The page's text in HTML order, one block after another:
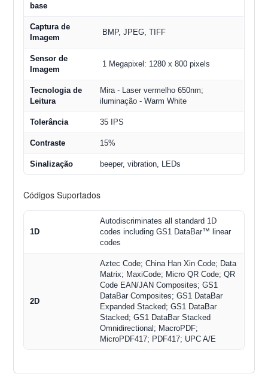
base
Captura de
Imagem
BMP, JPEG, TIFF
Sensor de
Imagem
1 Megapixel: 1280 x 800 pixels
Tecnologia de
Leitura
Mira - Laser vermelho 650nm;
iluminação - Warm White
Tolerância 35 IPS
Contraste 15%
Sinalização beeper, vibration, LEDs
Códigos Suportados
1D
Autodiscriminates all standard 1D
codes including GS1 DataBar™ linear
codes
2D
Aztec Code; China Han Xin Code; Data
Matrix; MaxiCode; Micro QR Code; QR
Code EAN/JAN Composites; GS1
DataBar Composites; GS1 DataBar
Expanded Stacked; GS1 DataBar
Stacked; GS1 DataBar Stacked
Omnidirectional; MacroPDF;
MicroPDF417; PDF417; UPC A/E